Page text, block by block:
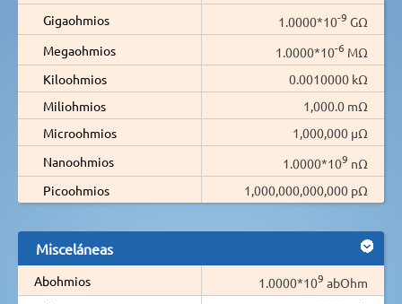
Gigaohmios
1.0000*10-9 GΩ
Megaohmios
1.0000*10-6 MΩ
Kiloohmios
0.0010000 kΩ
Miliohmios
1,000.0 mΩ
Microohmios
1,000,000 µΩ
Nanoohmios
1.0000*109 nΩ
Picoohmios
1,000,000,000,000 pΩ
Misceláneas
Abohmios 1.0000*109 abOhm